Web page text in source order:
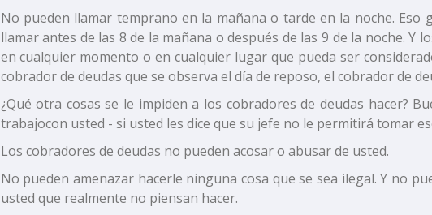
No pueden llamar temprano en la mañana o tarde en la noche. Eso
llamar antes de las 8 de la mañana o después de las 9 de la noche. Y
en cualquier momento o en cualquier lugar que pueda ser
cobrador de deudas que se observa el día de reposo, el cobrador de
¿Qué otra cosas se le impiden a los cobradores de deudas hacer?
trabajocon usted - si usted les dice que su jefe no le permitirá tomar
Los cobradores de deudas no pueden acosar o abusar de usted.
No pueden amenazar hacerle ninguna cosa que se sea ilegal. Y no
usted que realmente no piensan hacer.